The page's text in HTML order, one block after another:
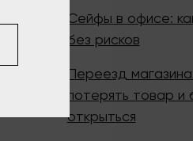
Сейфы в офисе:
без рисков
Переезд
потерять товар и
открыться